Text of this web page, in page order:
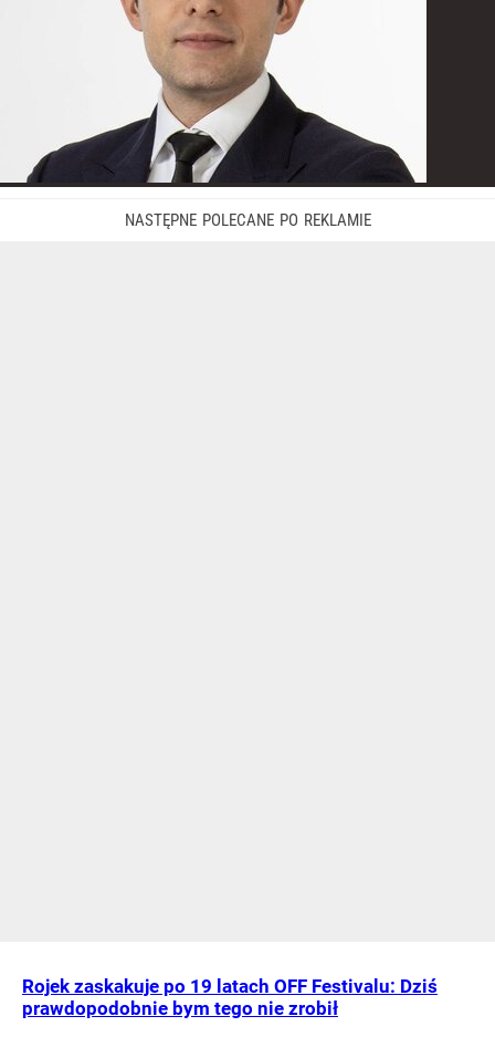
Rojek zaskakuje po 19 latach OFF Festivalu: Dziś
prawdopodobnie bym tego nie zrobił